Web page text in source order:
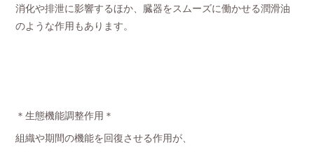
消化や排泄に影響するほか、臓器をスムーズに働かせる潤滑油
のような作用もあります。
＊生態機能調整作用＊
組織や期間の機能を回復させる作用が、